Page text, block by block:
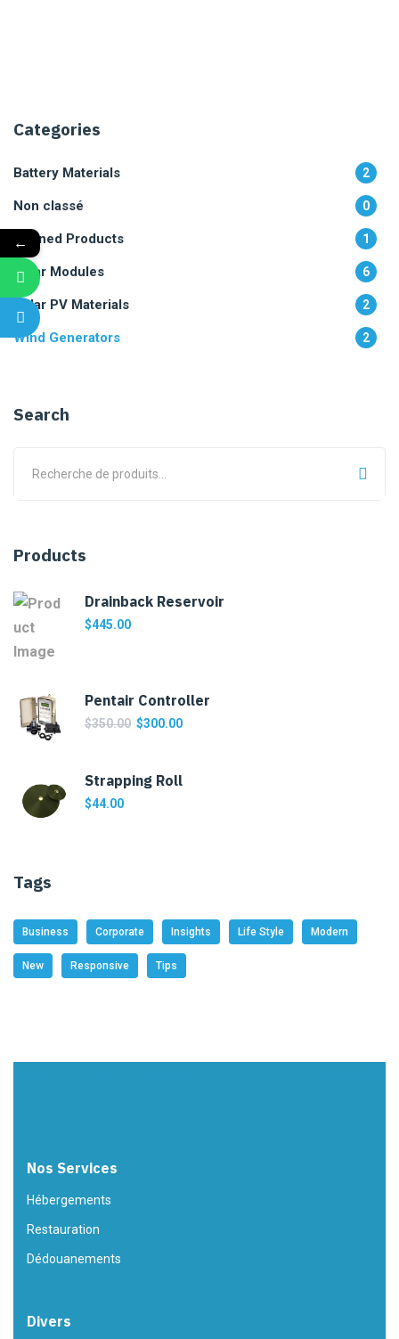
Categories
Battery Materials 2
Non classé 0
Refined Products 1
Solar Modules 6
Solar PV Materials 2
Wind Generators 2
Search
Products
Drainback Reservoir
$445.00
Pentair Controller
$350.00 $300.00
Strapping Roll
$44.00
Tags
Business Corporate Insights Life Style Modern
New Responsive Tips
Nos Services
Hébergements
Restauration
Dédouanements
Divers
←